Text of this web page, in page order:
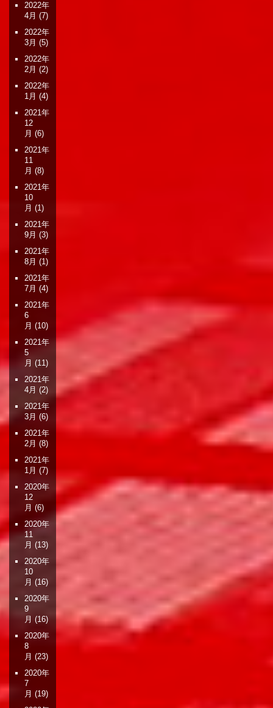
2022年
4月 (7)
2022年
3月 (5)
2022年
2月 (2)
2022年
1月 (4)
2021年
12
月 (6)
2021年
11
月 (8)
2021年
10
月 (1)
2021年
9月 (3)
2021年
8月 (1)
2021年
7月 (4)
2021年
6
月 (10)
2021年
5
月 (11)
2021年
4月 (2)
2021年
3月 (6)
2021年
2月 (8)
2021年
1月 (7)
2020年
12
月 (6)
2020年
11
月 (13)
2020年
10
月 (16)
2020年
9
月 (16)
2020年
8
月 (23)
2020年
7
月 (19)